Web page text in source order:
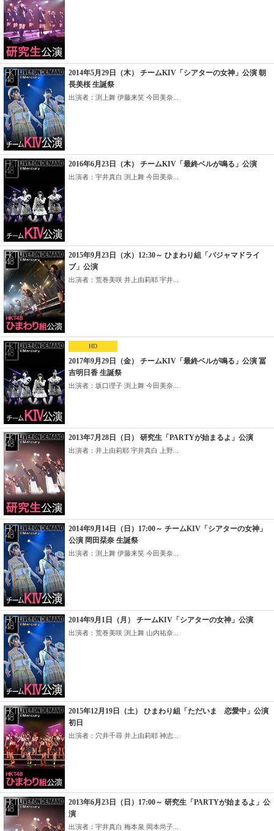
2014年5月29日（木） チームKIV「シアターの女神」公演 朝
長美桜 生誕祭
出演者：渕上舞 伊藤来笑 今田美奈...
2016年6月23日（木） チームKIV「最終ベルが鳴る」公演
出演者：宇井真白 渕上舞 今田美奈...
2015年9月23日（水）12:30～ ひまわり組「パジャマドライ
ブ」公演
出演者：荒巻美咲 井上由莉耶 宇井...
HD
2017年9月29日（金） チームKIV「最終ベルが鳴る」公演 冨
吉明日香 生誕祭
出演者：坂口理子 渕上舞 今田美奈...
2013年7月28日（日） 研究生「PARTYが始まるよ」公演
出演者：井上由莉耶 宇井真白 上野...
2014年9月14日（日）17:00～ チームKIV「シアターの女神」
公演 岡田栞奈 生誕祭
出演者：渕上舞 伊藤来笑 今田美奈...
2014年9月1日（月） チームKIV「シアターの女神」公演
出演者：荒巻美咲 渕上舞 山内祐奈...
2015年12月19日（土） ひまわり組「ただいま 恋愛中」公演
初日
出演者：穴井千尋 井上由莉耶 神志...
2013年6月23日（日）17:00～ 研究生「PARTYが始まるよ」公
演
出演者：宇井真白 梅本泉 岡本尚子...